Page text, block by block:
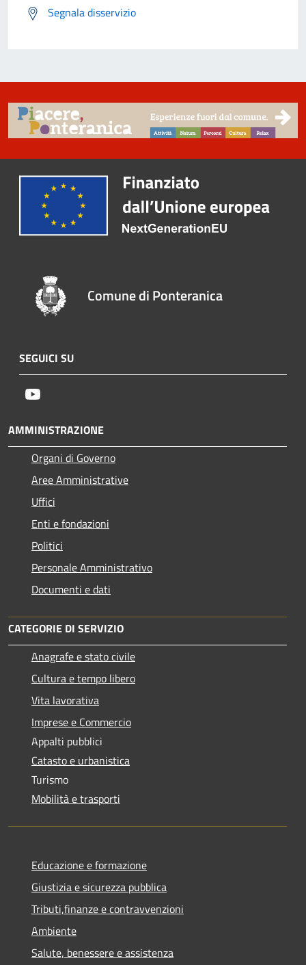
Segnala disservizio
Comune di Ponteranica
SEGUICI SU
AMMINISTRAZIONE
Organi di Governo
Aree Amministrative
Uffici
Enti e fondazioni
Politici
Personale Amministrativo
Documenti e dati
CATEGORIE DI SERVIZIO
Anagrafe e stato civile
Cultura e tempo libero
Vita lavorativa
Imprese e Commercio
Appalti pubblici
Catasto e urbanistica
Turismo
Mobilità e trasporti
Educazione e formazione
Giustizia e sicurezza pubblica
Tributi,finanze e contravvenzioni
Ambiente
Salute, benessere e assistenza